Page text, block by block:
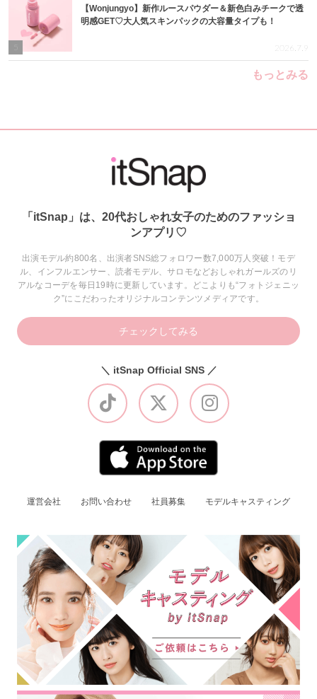
【Wonjungyo】新作ルースパウダー＆新色白みチークで透
明感GET♡大人気スキンパックの大容量タイプも！
2026.7.9
もっとみる
「itSnap」は、20代おしゃれ女子のためのファッショ
ンアプリ♡
出演モデル約800名、出演者SNS総フォロワー数7,000万人突破！モデ
ル、インフルエンサー、読者モデル、サロモなどおしゃれガールズのリ
アルなコーデを毎日19時に更新しています。どこよりも“フォトジェニッ
ク”にこだわったオリジナルコンテンツメディアです。
チェックしてみる
＼ itSnap Official SNS ／
運営会社 お問い合わせ 社員募集 モデルキャスティング